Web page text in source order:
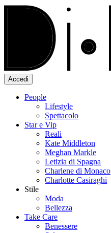
Accedi
People
Lifestyle
Spettacolo
Star e Vip
Reali
Kate Middleton
Meghan Markle
Letizia di Spagna
Charlene di Monaco
Charlotte Casiraghi
Stile
Moda
Bellezza
Take Care
Benessere